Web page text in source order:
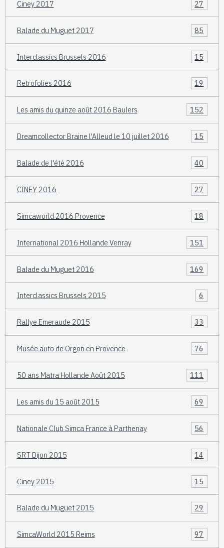
Ciney 2017 27
Balade du Muguet 2017 85
Interclassics Brussels 2016 15
Retrofolies 2016 19
Les amis du quinze août 2016 Baulers 152
Dreamcollector Braine l'Alleud le 10 juillet 2016 15
Balade de l'été 2016 40
CINEY 2016 27
Simcaworld 2016 Provence 18
International 2016 Hollande Venray 151
Balade du Muguet 2016 169
Interclassics Brussels 2015 6
Rallye Emeraude 2015 33
Musée auto de Orgon en Provence 76
50 ans Matra Hollande Août 2015 111
Les amis du 15 août 2015 69
Nationale Club Simca France à Parthenay 56
SRT Dijon 2015 14
Ciney 2015 15
Balade du Muguet 2015 29
SimcaWorld 2015 Reims 97